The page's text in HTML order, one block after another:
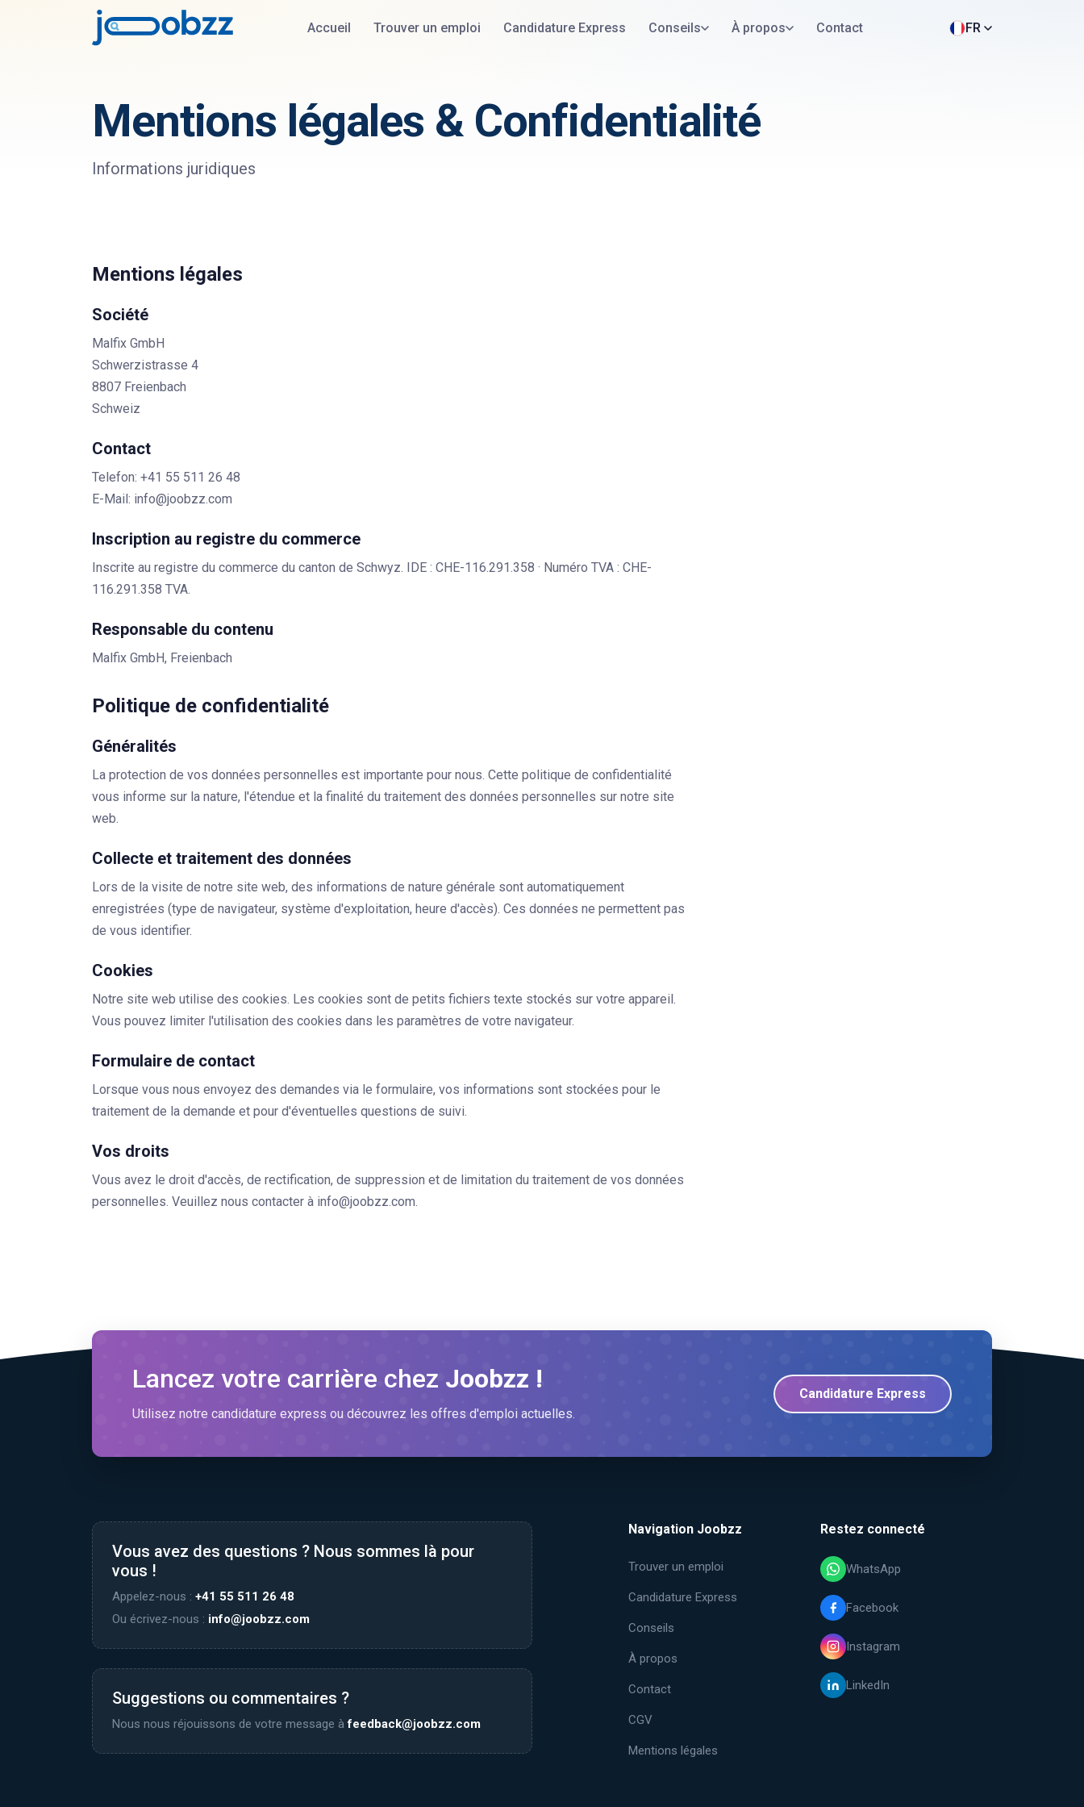
Accueil Trouver un emploi Candidature Express Conseils À propos Contact FR
Mentions légales & Confidentialité
Informations juridiques
Mentions légales
Société
Malfix GmbH
Schwerzistrasse 4
8807 Freienbach
Schweiz
Contact
Telefon: +41 55 511 26 48
E-Mail: info@joobzz.com
Inscription au registre du commerce
Inscrite au registre du commerce du canton de Schwyz. IDE : CHE-116.291.358 · Numéro TVA : CHE-
116.291.358 TVA.
Responsable du contenu
Malfix GmbH, Freienbach
Politique de confidentialité
Généralités
La protection de vos données personnelles est importante pour nous. Cette politique de confidentialité
vous informe sur la nature, l'étendue et la finalité du traitement des données personnelles sur notre site
web.
Collecte et traitement des données
Lors de la visite de notre site web, des informations de nature générale sont automatiquement
enregistrées (type de navigateur, système d'exploitation, heure d'accès). Ces données ne permettent pas
de vous identifier.
Cookies
Notre site web utilise des cookies. Les cookies sont de petits fichiers texte stockés sur votre appareil.
Vous pouvez limiter l'utilisation des cookies dans les paramètres de votre navigateur.
Formulaire de contact
Lorsque vous nous envoyez des demandes via le formulaire, vos informations sont stockées pour le
traitement de la demande et pour d'éventuelles questions de suivi.
Vos droits
Vous avez le droit d'accès, de rectification, de suppression et de limitation du traitement de vos données
personnelles. Veuillez nous contacter à info@joobzz.com.
Lancez votre carrière chez Joobzz !
Utilisez notre candidature express ou découvrez les offres d'emploi actuelles.
Candidature Express
Vous avez des questions ? Nous sommes là pour
vous !
Appelez-nous : +41 55 511 26 48
Ou écrivez-nous : info@joobzz.com
Suggestions ou commentaires ?
Nous nous réjouissons de votre message àfeedback@joobzz.com
Navigation Joobzz
Trouver un emploi
Candidature Express
Conseils
À propos
Contact
CGV
Mentions légales
Restez connecté
WhatsApp
Facebook
Instagram
LinkedIn